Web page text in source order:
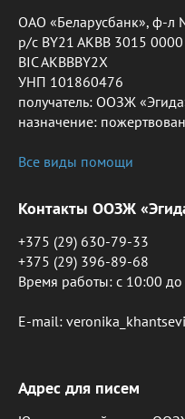
ОАО «Беларусбанк», ф-л
р/с BY21 AKBB 3015
BIC AKBBBY2X
УНП 101860476
получатель: ООЗЖ
назначение:
Все виды помощи
Контакты ООЗЖ
+375 (29) 630-79-33
+375 (29) 396-89-68
Время работы: c 10:00
E-mail:
Адрес для писем